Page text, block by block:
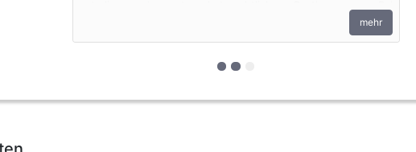
privaten Einfuhren zum persönlichen Gebrauch sind bis zu vier
Erzeugnisse von Krokodilen des Anhangs B pro Person
transportiert werden. Fleisch und Jagdtrophäen sind von dieser
mehr
zur 1. geschützten
zur 2. geschützten